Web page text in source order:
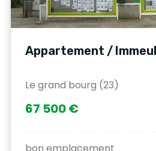
Appartement /
Le grand bourg (23)
67 500 €